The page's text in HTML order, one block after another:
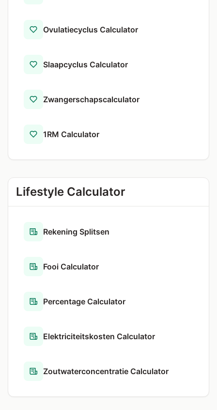
Ovulatiecyclus Calculator
Slaapcyclus Calculator
Zwangerschapscalculator
1RM Calculator
Lifestyle Calculator
Rekening Splitsen
Fooi Calculator
Percentage Calculator
Elektriciteitskosten Calculator
Zoutwaterconcentratie Calculator